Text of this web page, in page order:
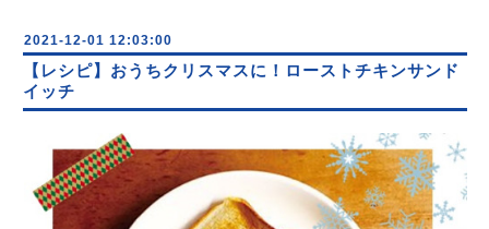
2021-12-01 12:03:00
【レシピ】おうちクリスマスに！ローストチキンサンド
イッチ